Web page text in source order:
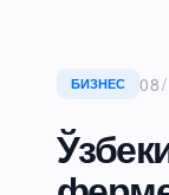
БИЗНЕС